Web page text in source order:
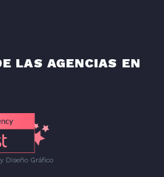
LAS AGENCIAS EN
y Diseño Gráfico